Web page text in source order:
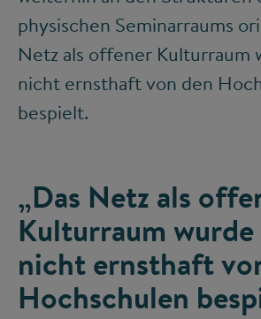
physischen Seminarraums
Netz als offener Kulturraum
nicht ernsthaft von den
bespielt.
„Das Netz als
Kulturraum
nicht ernsthaft
Hochschulen